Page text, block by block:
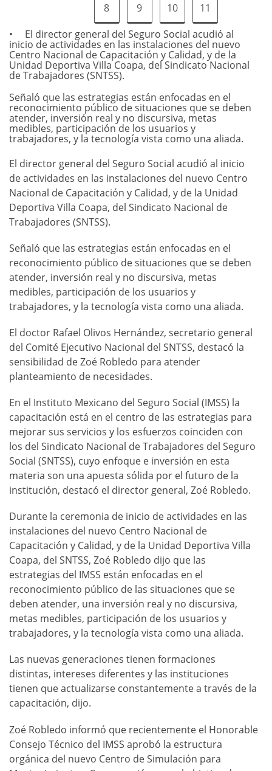
8
9 10
11
El director general del Seguro Social acudió al
inicio de actividades en las instalaciones del nuevo
Centro Nacional de Capacitación y Calidad, y de la
Unidad Deportiva Villa Coapa, del Sindicato Nacional
de Trabajadores (SNTSS).
Señaló que las estrategias están enfocadas en el
reconocimiento público de situaciones que se deben
atender, inversión real y no discursiva, metas
medibles, participación de los usuarios y
trabajadores, y la tecnología vista como una aliada.
El director general del Seguro Social acudió al inicio
de actividades en las instalaciones del nuevo Centro
Nacional de Capacitación y Calidad, y de la Unidad
Deportiva Villa Coapa, del Sindicato Nacional de
Trabajadores (SNTSS).
Señaló que las estrategias están enfocadas en el
reconocimiento público de situaciones que se deben
atender, inversión real y no discursiva, metas
medibles, participación de los usuarios y
trabajadores, y la tecnología vista como una aliada.
El doctor Rafael Olivos Hernández, secretario general
del Comité Ejecutivo Nacional del SNTSS, destacó la
sensibilidad de Zoé Robledo para atender
planteamiento de necesidades.
En el Instituto Mexicano del Seguro Social (IMSS) la
capacitación está en el centro de las estrategias para
mejorar sus servicios y los esfuerzos coinciden con
los del Sindicato Nacional de Trabajadores del Seguro
Social (SNTSS), cuyo enfoque e inversión en esta
materia son una apuesta sólida por el futuro de la
institución, destacó el director general, Zoé Robledo.
Durante la ceremonia de inicio de actividades en las
instalaciones del nuevo Centro Nacional de
Capacitación y Calidad, y de la Unidad Deportiva Villa
Coapa, del SNTSS, Zoé Robledo dijo que las
estrategias del IMSS están enfocadas en el
reconocimiento público de las situaciones que se
deben atender, una inversión real y no discursiva,
metas medibles, participación de los usuarios y
trabajadores, y la tecnología vista como una aliada.
Las nuevas generaciones tienen formaciones
distintas, intereses diferentes y las instituciones
tienen que actualizarse constantemente a través de la
capacitación, dijo.
Zoé Robledo informó que recientemente el Honorable
Consejo Técnico del IMSS aprobó la estructura
orgánica del nuevo Centro de Simulación para